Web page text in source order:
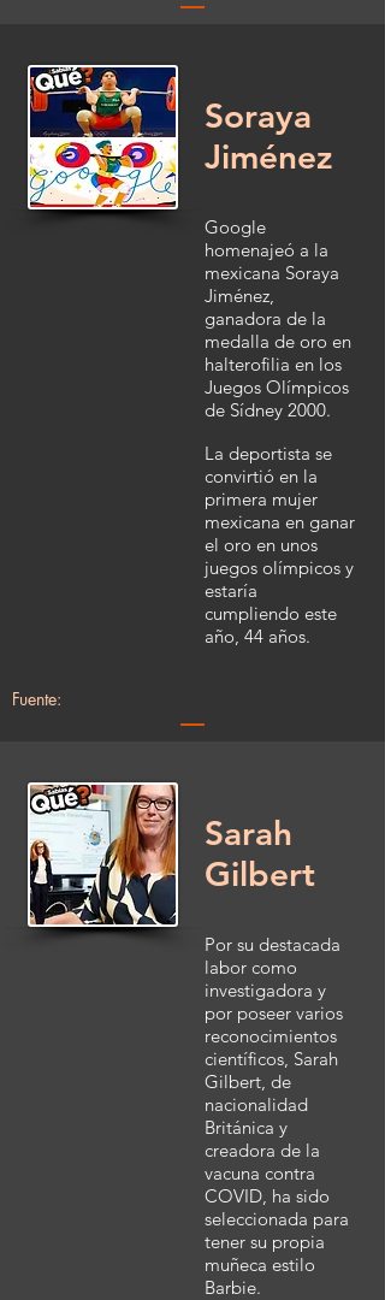
Soraya
Jiménez
Google
homenajeó a la
mexicana Soraya
Jiménez,
ganadora de la
medalla de oro en
halterofilia en los
Juegos Olímpicos
de Sídney 2000.
La deportista se
convirtió en la
primera mujer
mexicana en ganar
el oro en unos
juegos olímpicos y
estaría
cumpliendo este
año, 44 años.
Fuente:
Sarah
Gilbert
Por su destacada
labor como
investigadora y
por poseer varios
reconocimientos
científicos, Sarah
Gilbert, de
nacionalidad
Británica y
creadora de la
vacuna contra
COVID, ha sido
seleccionada para
tener su propia
muñeca estilo
Barbie.